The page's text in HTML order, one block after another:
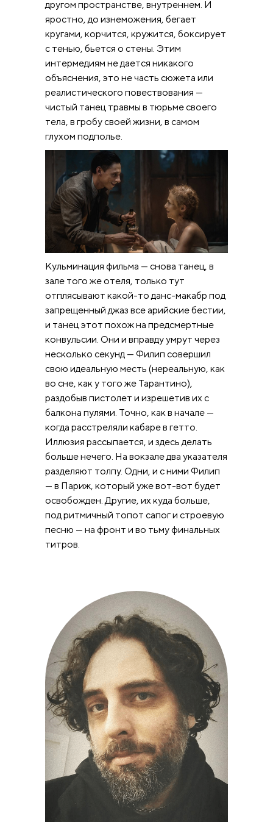
другом пространстве, внутреннем. И
яростно, до изнеможения, бегает
кругами, корчится, кружится, боксирует
с тенью, бьется о стены. Этим
интермедиям не дается никакого
объяснения, это не часть сюжета или
реалистического повествования —
чистый танец травмы в тюрьме своего
тела, в гробу своей жизни, в самом
глухом подполье.
Кульминация фильма — снова танец, в
зале того же отеля, только тут
отплясывают какой-то данс-макабр под
запрещенный джаз все арийские бестии,
и танец этот похож на предсмертные
конвульсии. Они и вправду умрут через
несколько секунд — Филип совершил
свою идеальную месть (нереальную, как
во сне, как у того же Тарантино),
раздобыв пистолет и изрешетив их с
балкона пулями. Точно, как в начале —
когда расстреляли кабаре в гетто.
Иллюзия рассыпается, и здесь делать
больше нечего. На вокзале два указателя
разделяют толпу. Одни, и с ними Филип
— в Париж, который уже вот-вот будет
освобожден. Другие, их куда больше,
под ритмичный топот сапог и строевую
песню — на фронт и во тьму финальных
титров.